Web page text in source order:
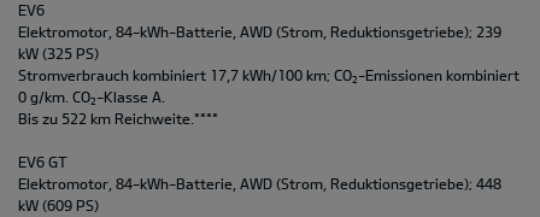
EV6
Elektromotor, 84-kWh-Batterie, AWD (Strom, Reduktionsgetriebe); 239
kW (325 PS)
Stromverbrauch kombiniert 17,7 kWh/100 km; CO2 -Emissionen kombiniert
0 g/km. CO2 -Klasse A.
Bis zu 522 km Reichweite.****
EV6 GT
Elektromotor, 84-kWh-Batterie, AWD (Strom, Reduktionsgetriebe); 448
kW (609 PS)